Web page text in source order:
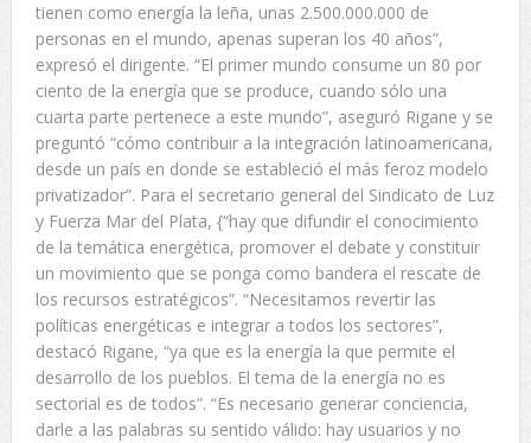
tienen como energía la leña, unas 2.500.000.000 de
personas en el mundo, apenas superan los 40 años”,
expresó el dirigente. “El primer mundo consume un 80 por
ciento de la energía que se produce, cuando sólo una
cuarta parte pertenece a este mundo”, aseguró Rigane y se
preguntó “cómo contribuir a la integración latinoamericana,
desde un país en donde se estableció el más feroz modelo
privatizador”. Para el secretario general del Sindicato de Luz
y Fuerza Mar del Plata, {“hay que difundir el conocimiento
de la temática energética, promover el debate y constituir
un movimiento que se ponga como bandera el rescate de
los recursos estratégicos”. “Necesitamos revertir las
políticas energéticas e integrar a todos los sectores”,
destacó Rigane, “ya que es la energía la que permite el
desarrollo de los pueblos. El tema de la energía no es
sectorial es de todos”. “Es necesario generar conciencia,
darle a las palabras su sentido válido: hay usuarios y no